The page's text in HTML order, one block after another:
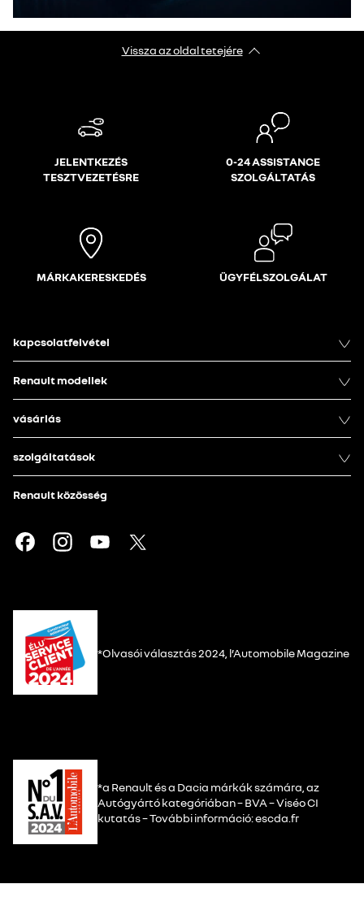
Vissza az oldal tetejére
JELENTKEZÉS
TESZTVEZETÉSRE
0-24 ASSISTANCE
SZOLGÁLTATÁS
MÁRKAKERESKEDÉS ÜGYFÉLSZOLGÁLAT
kapcsolatfelvétel
Renault modellek
vásárlás
szolgáltatások
Renault közösség
*Olvasói választás 2024, l’Automobile Magazine
*a Renault és a Dacia márkák számára, az
Autógyártó kategóriában – BVA – Viséo CI
kutatás – További információ: escda.fr